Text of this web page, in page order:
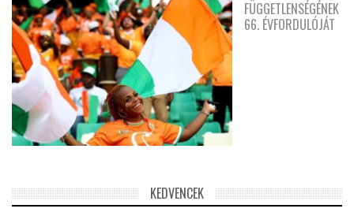
FÜGGETLENSÉGÉNEK
66. ÉVFORDULÓJÁT
KEDVENCEK